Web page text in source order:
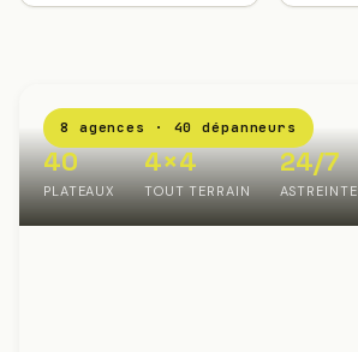
8 agences · 40 dépanneurs
40
PLATEAUX
4×4
TOUT TERRAIN
24/7
ASTREINTE